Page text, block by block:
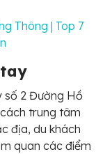
Thông | Top 7
số 2 Đường Hồ
trung tâm
địa, du khách
quan các điểm